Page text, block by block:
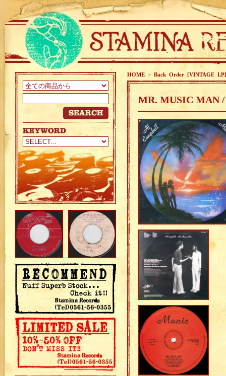
HOME > Back Order [VINTAGE LP]
MR. MUSIC MAN